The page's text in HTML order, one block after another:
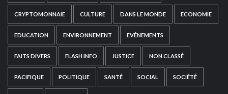
CRYPTOMONNAIE CULTURE DANS LE MONDE ECONOMIE
EDUCATION ENVIRONNEMENT EVÉNEMENTS
FAITS DIVERS FLASH INFO JUSTICE NON CLASSÉ
PACIFIQUE POLITIQUE SANTÉ SOCIAL SOCIÉTÉ